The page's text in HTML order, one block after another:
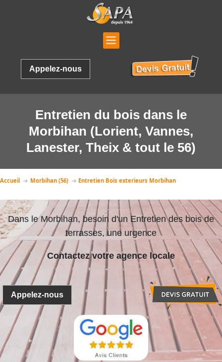
Appelez-nous
Entretien du bois dans le
Morbihan (Lorient, Vannes,
Lanester, Theix & tout le 56)
Accueil Morbihan (56) Entretien Bois exterieurs Morbihan
Dans le Morbihan, besoin d'un Entretien des bois de
terrasses, une urgence
Contactez votre agence locale
Appelez-nous